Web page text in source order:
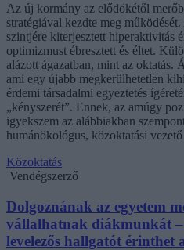
Az új kormány az elődökétől
stratégiával kezdte meg
szintjére kiterjesztett hiperaktivitás
optimizmust ébresztett és éltet.
alázott ágazatban, mint az oktatás.
ami egy újabb megkerülhetetlen
érdemi társadalmi egyeztetés
„kényszerét”. Ennek, az amúgy
igyekszem az alábbiakban
humánökológus, közoktatási
Közoktatás
Vendégszerző
Dolgoznának az egyetem
vállalhatnak diákmunkát –
levelezős hallgatót érinthet